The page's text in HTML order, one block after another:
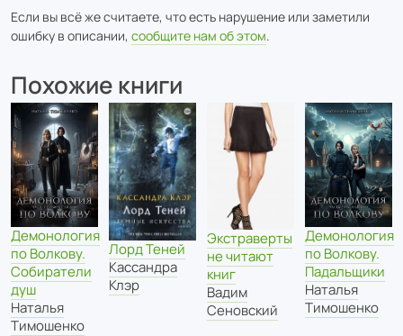
Если вы всё же считаете, что есть нарушение или заметили
ошибку в описании, сообщите нам об этом.
Похожие книги
Демонология
по Волкову.
Собиратели
душ
Наталья
Тимошенко
Лорд Теней
Кассандра
Клэр
Экстраверты
не читают
книг
Вадим
Сеновский
Демонология
по Волкову.
Падальщики
Наталья
Тимошенко